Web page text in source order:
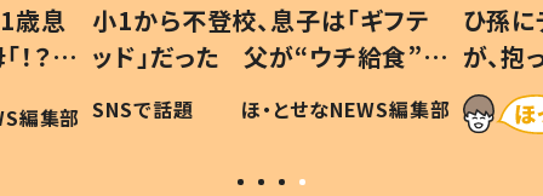
歳息
？」
編集部
小1から不登校、息子は「ギフテ
ッド」だった 父が“ウチ給食”を
作り続ける理由とは #令和の親
#令和の子
SNSで話題 ほ・とせなNEWS編集部
ひ孫
が、
「涙が
い」